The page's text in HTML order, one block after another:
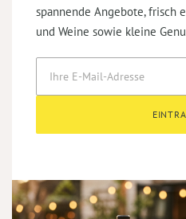
spannende Angebote, frisch
und Weine sowie kleine